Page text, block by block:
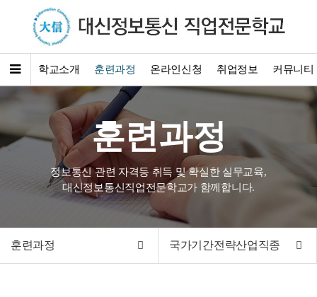
학교소개 훈련과정 온라인신청 취업정보 커뮤니티
훈련과정
정보통신 관련 자격등 취득 및 확실한 실무교육,
대신정보통신직업전문학교가 함께합니다.
훈련과정 국가기간전략산업직종